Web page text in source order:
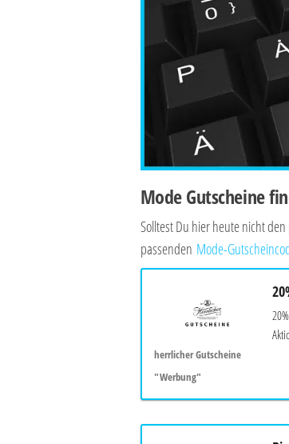
Mode Gutscheine
Solltest Du hier heute nicht
passenden Mode-
herrlicher Gutscheine
"Werbung"